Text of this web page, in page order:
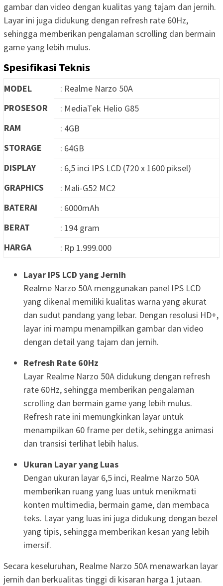
gambar dan video dengan kualitas yang tajam dan jernih.
Layar ini juga didukung dengan refresh rate 60Hz,
sehingga memberikan pengalaman scrolling dan bermain
game yang lebih mulus.
Spesifikasi Teknis
MODEL
: Realme Narzo 50A
PROSESOR
: MediaTek Helio G85
RAM
: 4GB
STORAGE
: 64GB
DISPLAY
: 6,5 inci IPS LCD (720 x 1600 piksel)
GRAPHICS
: Mali-G52 MC2
BATERAI
: 6000mAh
BERAT
: 194 gram
HARGA
: Rp 1.999.000
Layar IPS LCD yang Jernih
Realme Narzo 50A menggunakan panel IPS LCD
yang dikenal memiliki kualitas warna yang akurat
dan sudut pandang yang lebar. Dengan resolusi HD+,
layar ini mampu menampilkan gambar dan video
dengan detail yang tajam dan jernih.
Refresh Rate 60Hz
Layar Realme Narzo 50A didukung dengan refresh
rate 60Hz, sehingga memberikan pengalaman
scrolling dan bermain game yang lebih mulus.
Refresh rate ini memungkinkan layar untuk
menampilkan 60 frame per detik, sehingga animasi
dan transisi terlihat lebih halus.
Ukuran Layar yang Luas
Dengan ukuran layar 6,5 inci, Realme Narzo 50A
memberikan ruang yang luas untuk menikmati
konten multimedia, bermain game, dan membaca
teks. Layar yang luas ini juga didukung dengan bezel
yang tipis, sehingga memberikan kesan yang lebih
imersif.
Secara keseluruhan, Realme Narzo 50A menawarkan layar
jernih dan berkualitas tinggi di kisaran harga 1 jutaan.